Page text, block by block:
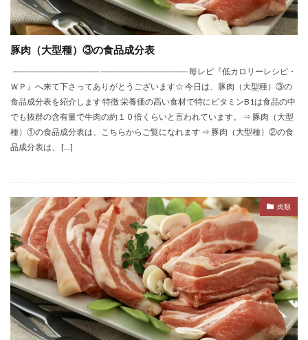
豚肉（大型種）③の食品成分表
────────────── ────────────── 毎レピ『低カロリーレシピ・
ＷＰ』へ来て下さってありがとうございます☆ 今日は、豚肉（大型種）③の
食品成分表を紹介します 特徴 栄養価の高い食材で特にビタミンB1は食品の中
でも抜群の含有量で牛肉の約１０倍くらいと言われています。 ⇒ 豚肉（大型
種）①の食品成分表は、こちらからご覧になれます ⇒ 豚肉（大型種）②の食
品成分表は、 […]
肉類